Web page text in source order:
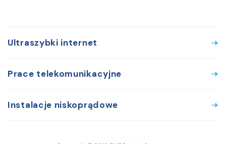
Ultraszybki internet
Prace telekomunikacyjne
Instalacje niskoprądowe